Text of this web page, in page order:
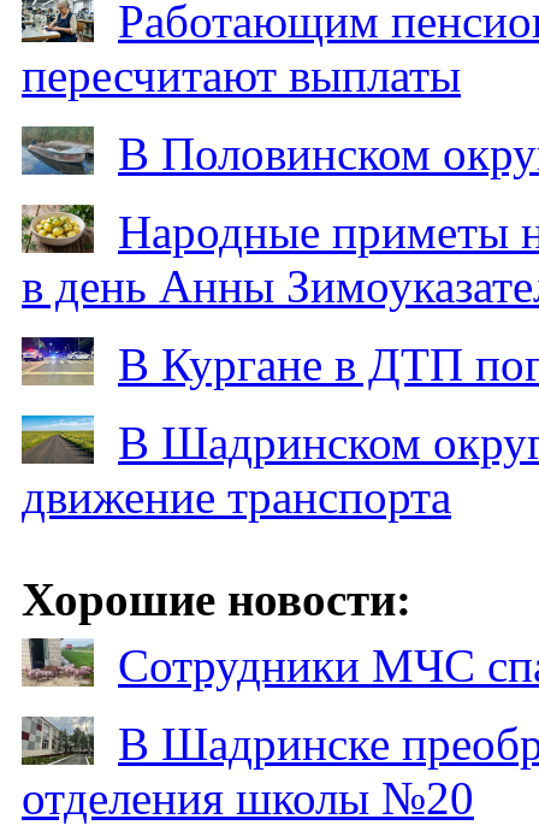
Работающим
пересчитают выплаты
В Половинском
Народные приметы
в день Анны
В Кургане в ДТП
В Шадринском
движение транспорта
Хорошие новости:
Сотрудники МЧС
В Шадринске
отделения школы №20